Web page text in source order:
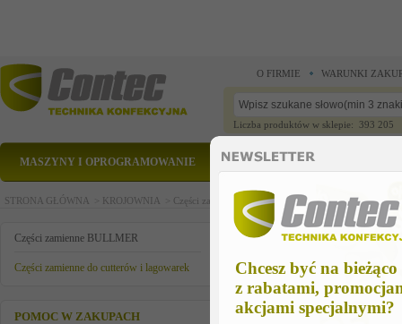
Chcesz być na bieżąco
z rabatami,
akcjami specjalnymi?
O FIRMIE WARUNKI
Liczba produktów w sklepie: 393 205
MASZYNY I OPROGRAMOWANIE CZĘŚCI ZAMIENNE
STRONA GŁÓWNA > KROJOWNIA > Części zamienne BULLMER > Części zamienne do
Części zamienne BULLMER
Części zamienne do cutterów i lagowarek
POMOC W ZAKUPACH
zawleczka